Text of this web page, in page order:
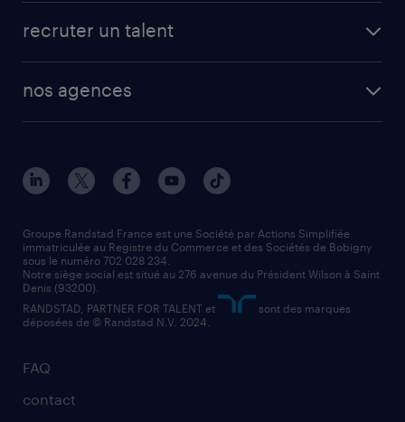
créer un compte candidat
manutentionnaire
assistant administratif
comptable
recruter un talent
solutions opérationnelles
contact entreprise
faq intérim / recrutement
nos agences
nos agences par ville
nos agences par région
nos cabinets de recrutement
FAQ
contact
Groupe Randstad France est une Société par Actions Simplifiée
immatriculée au Registre du Commerce et des Sociétés de Bobigny
sous le numéro 702 028 234.
Notre siège social est situé au 276 avenue du Président Wilson à Saint
Denis (93200).
RANDSTAD, PARTNER FOR TALENT et
sont des marques
déposées de © Randstad N.V. 2024.